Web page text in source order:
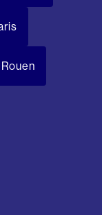
Rouen